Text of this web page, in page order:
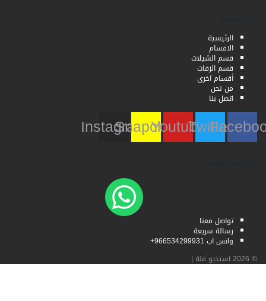
الرئيسية
الاقسام
قسم الشيلات
قسم الزفات
أقسام اخرى
من نحن
اتصل بنا
Twitter
Youtube
Snapchat
Instagram
تواصل معنا
رسالة سريعة
واتس اب 966534299931+
استديو فلة|